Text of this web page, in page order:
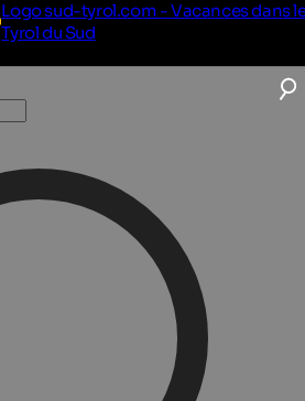
Logo sud-tyrol.com - Vacances dans
Tyrol du Sud